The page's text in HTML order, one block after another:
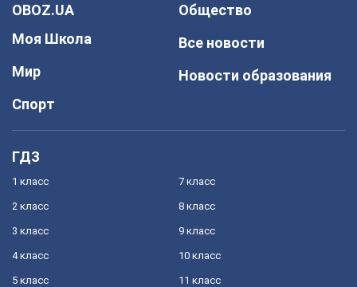
OBOZ.UA
Моя Школа
Мир
Спорт
Общество
Все новости
Новости образования
ГДЗ
1 класс
2 класс
3 класс
4 класс
5 класс
7 класс
8 класс
9 класс
10 класс
11 класс